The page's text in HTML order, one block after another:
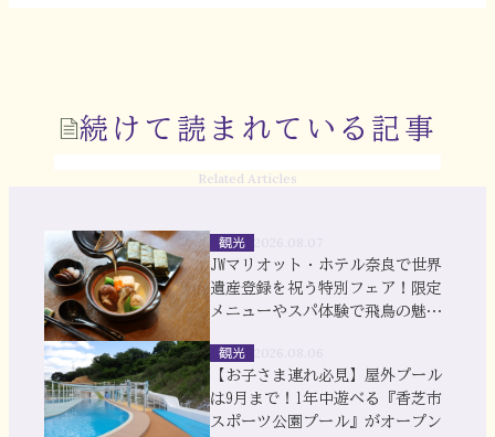
続けて読まれている記事
Related Articles
観光
JWマリオット・ホテル奈良で世界
遺産登録を祝う特別フェア！限定
メニューやスパ体験で飛鳥の魅力
観光
【お子さま連れ必見】屋外プール
は9月まで！1年中遊べる『香芝市
スポーツ公園プール』がオープン